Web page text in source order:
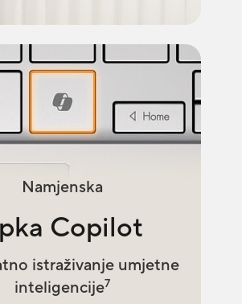
Namjenska
Copilot
istraživanje umjetne
inteligencije7